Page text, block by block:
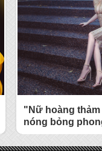
"Nữ hoàng
nóng bỏng